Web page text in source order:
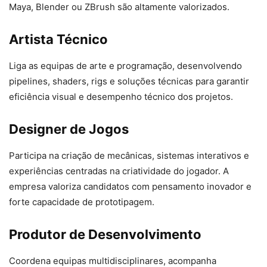
Maya, Blender ou ZBrush são altamente valorizados.
Artista Técnico
Liga as equipas de arte e programação, desenvolvendo
pipelines, shaders, rigs e soluções técnicas para garantir
eficiência visual e desempenho técnico dos projetos.
Designer de Jogos
Participa na criação de mecânicas, sistemas interativos e
experiências centradas na criatividade do jogador. A
empresa valoriza candidatos com pensamento inovador e
forte capacidade de prototipagem.
Produtor de Desenvolvimento
Coordena equipas multidisciplinares, acompanha